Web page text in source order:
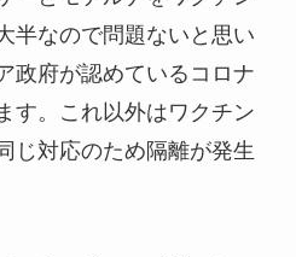
半なので問題ないと思い
政府が認めているコロナ
す。これ以外はワクチン
じ対応のため隔離が発生